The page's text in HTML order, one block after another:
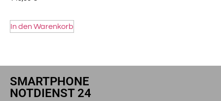
In den Warenkorb
SMARTPHONE
NOTDIENST 24